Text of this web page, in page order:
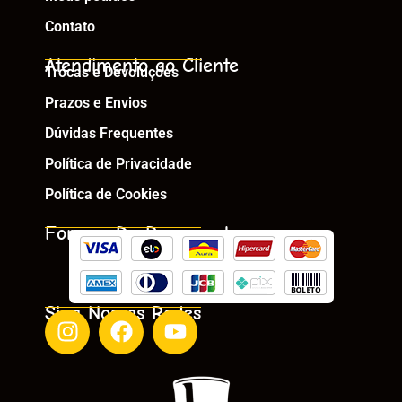
Contato
Atendimento ao Cliente
Trocas e Devoluções
Prazos e Envios
Dúvidas Frequentes
Política de Privacidade
Política de Cookies
Formas De Pagamento
Siga Nossas Redes